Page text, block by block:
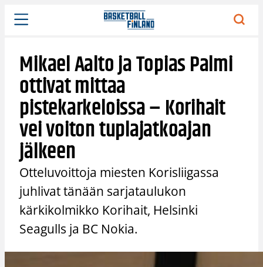
Siirry
sisältöön
Mikael Aalto ja Topias Palmi
ottivat mittaa
pistekarkeloissa – Korihait
vei voiton tuplajatkoajan
jälkeen
Otteluvoittoja miesten Korisliigassa
juhlivat tänään sarjataulukon
kärkikolmikko Korihait, Helsinki
Seagulls ja BC Nokia.